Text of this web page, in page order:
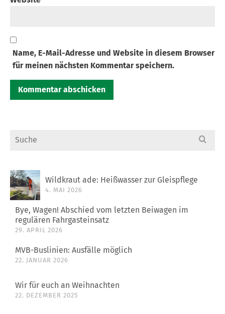
Name, E-Mail-Adresse und Website in diesem Browser
für meinen nächsten Kommentar speichern.
Search
for:
Wildkraut ade: Heißwasser zur Gleispflege
4. MAI 2026
Bye, Wagen! Abschied vom letzten Beiwagen im
regulären Fahrgasteinsatz
29. APRIL 2026
MVB-Buslinien: Ausfälle möglich
22. JANUAR 2026
Wir für euch an Weihnachten
22. DEZEMBER 2025